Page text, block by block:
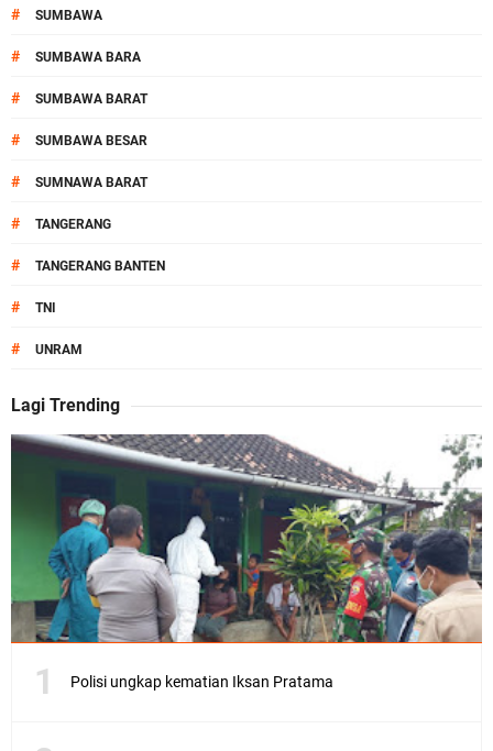
# SUMBAWA
# SUMBAWA BARA
# SUMBAWA BARAT
# SUMBAWA BESAR
# SUMNAWA BARAT
# TANGERANG
# TANGERANG BANTEN
# TNI
# UNRAM
Lagi Trending
Polisi ungkap kematian Iksan Pratama